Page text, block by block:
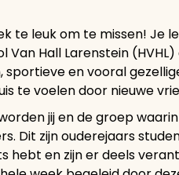
te leuk om te missen! Je
Van Hall Larenstein
en vooral
te voelen door nieuwe
jij en de groep
Dit zijn ouderejaars
hebt en zijn er deels